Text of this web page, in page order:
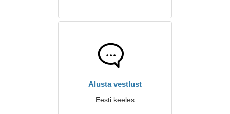
Alusta vestlust
Eesti keeles